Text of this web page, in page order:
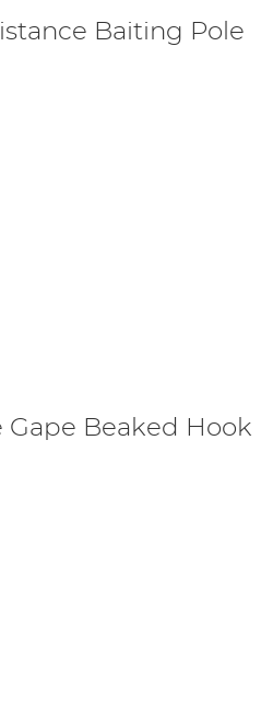
Baiting Pole
Gape Beaked Hook